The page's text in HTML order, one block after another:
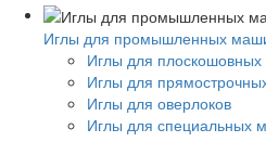
Иглы для промышленных
Иглы для
Иглы для
Иглы для оверлоков
Иглы для специальных